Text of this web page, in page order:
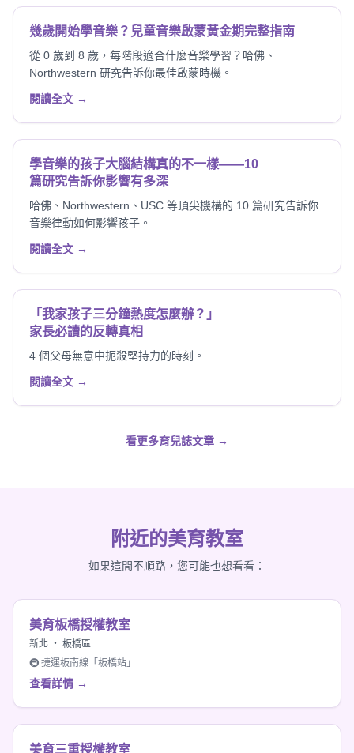
幾歲開始學音樂？兒童音樂啟蒙黃金期完整指南
從 0 歲到 8 歲，每階段適合什麼音樂學習？哈佛、
Northwestern 研究告訴你最佳啟蒙時機。
閱讀全文 →
學音樂的孩子大腦結構真的不一樣——10
篇研究告訴你影響有多深
哈佛、Northwestern、USC 等頂尖機構的 10 篇研究告訴你
音樂律動如何影響孩子。
閱讀全文 →
「我家孩子三分鐘熱度怎麼辦？」
家長必讀的反轉真相
4 個父母無意中扼殺堅持力的時刻。
閱讀全文 →
看更多育兒誌文章 →
附近的美育教室
如果這間不順路，您可能也想看看：
美育板橋授權教室
新北 ・ 板橋區
🚇 捷運板南線「板橋站」
查看詳情 →
美育三重授權教室